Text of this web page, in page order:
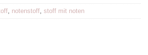
notenstoff stoff mit noten